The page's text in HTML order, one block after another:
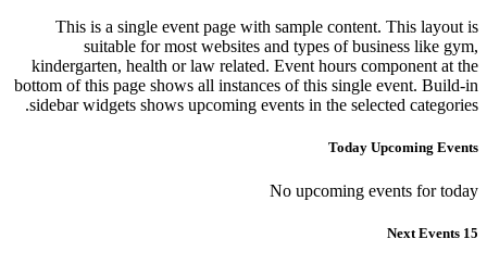
This is a single event page with sample content. This layout is
suitable for most websites and types of business like gym,
kindergarten, health or law related. Event hours component at the
bottom of this page shows all instances of this single event. Build-in
sidebar widgets shows upcoming events in the selected categories.
Today Upcoming Events
No upcoming events for today
15 Next Events